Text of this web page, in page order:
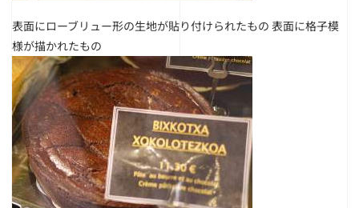
表面にローブリュー形の生地が貼り付けられたもの 表面に格子模
様が描かれたもの